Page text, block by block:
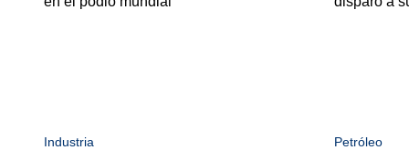
Industria Petróleo